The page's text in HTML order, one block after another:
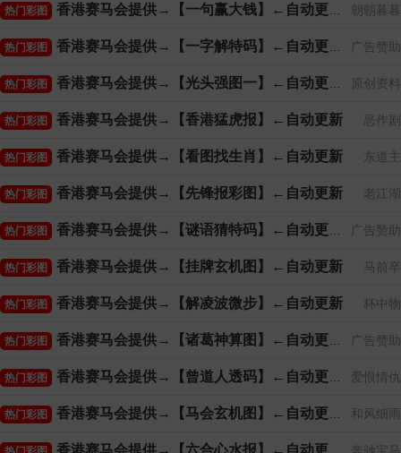
朝朝暮暮
热门彩图 香港赛马会提供→【一句赢大钱】←自动更新
广告赞助
热门彩图 香港赛马会提供→【一字解特码】←自动更新
原创资料
热门彩图 香港赛马会提供→【光头强图一】←自动更新
恶作剧
热门彩图 香港赛马会提供→【香港猛虎报】←自动更新
东道主
热门彩图 香港赛马会提供→【看图找生肖】←自动更新
老江湖
热门彩图 香港赛马会提供→【先锋报彩图】←自动更新
广告赞助
热门彩图 香港赛马会提供→【谜语猜特码】←自动更新
马前卒
热门彩图 香港赛马会提供→【挂牌玄机图】←自动更新
杯中物
热门彩图 香港赛马会提供→【解凌波微步】←自动更新
广告赞助
热门彩图 香港赛马会提供→【诸葛神算图】←自动更新
爱恨情仇
热门彩图 香港赛马会提供→【曾道人透码】←自动更新
和风细雨
热门彩图 香港赛马会提供→【马会玄机图】←自动更新
香港赛马会提供→【六合心水报】←自动更新